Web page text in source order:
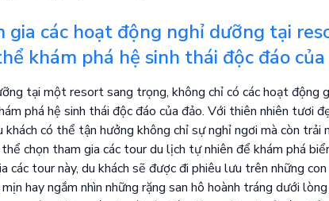
gia các hoạt động nghỉ dưỡng tại
khám phá hệ sinh thái độc đáo của
tại một resort sang trọng, không chỉ có các hoạt động
phá hệ sinh thái độc đáo của đảo. Với thiên nhiên tươi
khách có thể tận hưởng không chỉ sự nghỉ ngơi mà còn trải
chọn tham gia các tour du lịch tự nhiên để khám phá
các tour này, du khách sẽ được đi phiêu lưu trên những
hay ngắm nhìn những rặng san hô hoành tráng dưới